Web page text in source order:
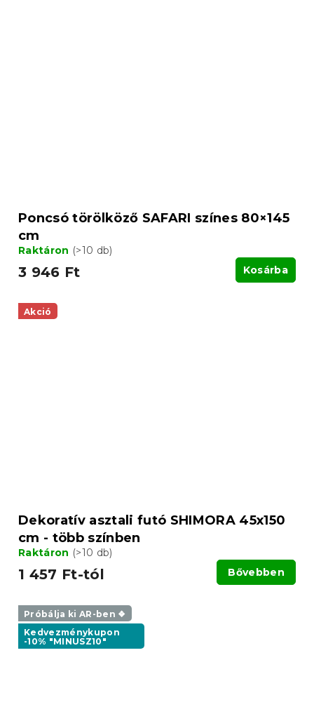
Poncsó törölköző SAFARI színes 80×145
cm
Raktáron (>10 db)
3 946 Ft Kosárba
Akció
Dekoratív asztali futó SHIMORA 45x150
cm - több színben
Raktáron (>10 db)
1 457 Ft-tól Bővebben
Próbálja ki AR-ben ❖
Kedvezménykupon
-10% "MINUSZ10"